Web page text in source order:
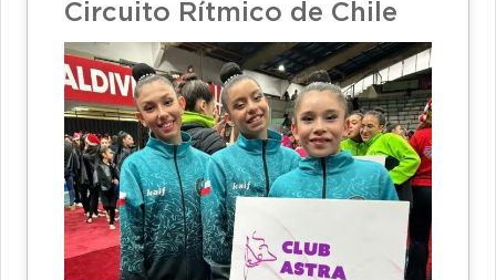
Circuito Rítmico de Chile